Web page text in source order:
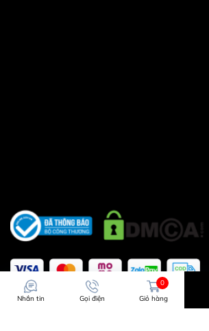
sieuthitienichgiare@gmail.com
Khách hàng ở tỉnh xa mua hàng
Nhắn tin Gọi điện
0
Giỏ hàng